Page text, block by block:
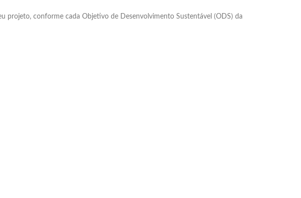
projeto, conforme cada Objetivo de Desenvolvimento Sustentável (ODS) da